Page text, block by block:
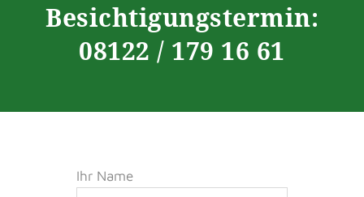
Besichtigungstermin:
08122 / 179 16 61
Ihr Name